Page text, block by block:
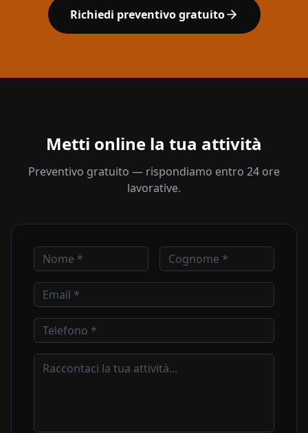
Richiedi preventivo gratuito
Metti online la tua attività
Preventivo gratuito — rispondiamo entro 24 ore
lavorative.